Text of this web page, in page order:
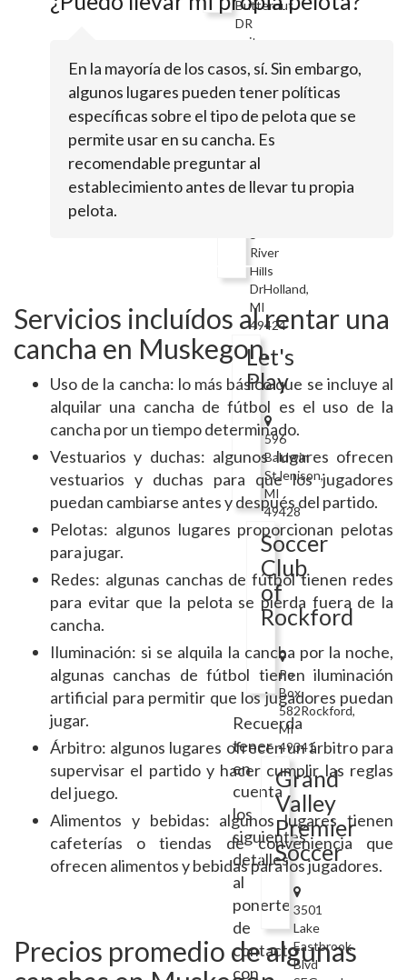
Butternut
DR
suite
8233Holland,
MI
49424
Soccer
Stop
Sportsplex
River
Hills
DrHolland,
MI
49424
Let's
Play
596
Baldwin
StJenison,
MI
49428
Soccer
Club
of
Rockford
Po
Box
582Rockford,
MI
49341
Grand
Valley
Premier
Soccer
3501
Lake
Eastbrook
Blvd
Recuerda
tener
en
cuenta
los
siguientes
detalles
al
ponerte
de
contacto
con
En la mayoría de los casos, sí. Sin embargo,
algunos lugares pueden tener políticas
específicas sobre el tipo de pelota que se
permite usar en su cancha. Es
recomendable preguntar al
establecimiento antes de llevar tu propia
pelota.
Servicios incluídos al rentar una
cancha en Muskegon.
Uso de la cancha: lo más básico que se incluye al
alquilar una cancha de fútbol es el uso de la
cancha por un tiempo determinado.
Vestuarios y duchas: algunos lugares ofrecen
vestuarios y duchas para que los jugadores
puedan cambiarse antes y después del partido.
Pelotas: algunos lugares proporcionan pelotas
para jugar.
Redes: algunas canchas de fútbol tienen redes
para evitar que la pelota se pierda fuera de la
cancha.
Iluminación: si se alquila la cancha por la noche,
algunas canchas de fútbol tienen iluminación
artificial para permitir que los jugadores puedan
jugar.
Árbitro: algunos lugares ofrecen un árbitro para
supervisar el partido y hacer cumplir las reglas
del juego.
Alimentos y bebidas: algunos lugares tienen
cafeterías o tiendas de conveniencia que
ofrecen alimentos y bebidas para los jugadores.
Precios promedio de algunas